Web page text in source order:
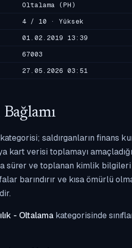
Oltalama (PH)
4 / 10 · Yüksek
01.02.2019 13:39
67003
27.05.2026 03:51
saldırganların finans
kart verisi toplamayı
sürer ve toplanan kimlik
barındırır ve kısa ömürlü
- Oltalama kategorisinde